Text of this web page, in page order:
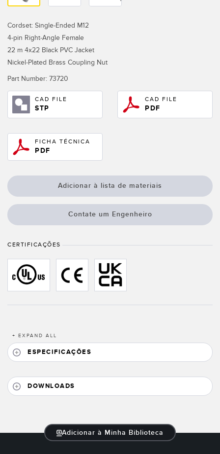
Condition Monitoring Sensors
Vibration Sensors
ACCESSORIES
ACESSÓRIOS
Banner Measurement Sensor Software
Software GUI para Sensores
TECHNOLOGY
Monitoramento de Nível de Tanques
LINKS RELACIONADOS
Lavação
Cordset: Single-Ended M12
4-pin Right-Angle Female
22 m 4x22 Black PVC Jacket
Nickel-Plated Brass Coupling Nut
Part Number: 73720
CAD FILE
STP
CAD FILE
PDF
FICHA TÉCNICA
PDF
Adicionar à lista de materiais
Contate um Engenheiro
CERTIFICAÇÕES
+ EXPAND ALL
ESPECIFICAÇÕES
DOWNLOADS
Adicionar à Minha Biblioteca